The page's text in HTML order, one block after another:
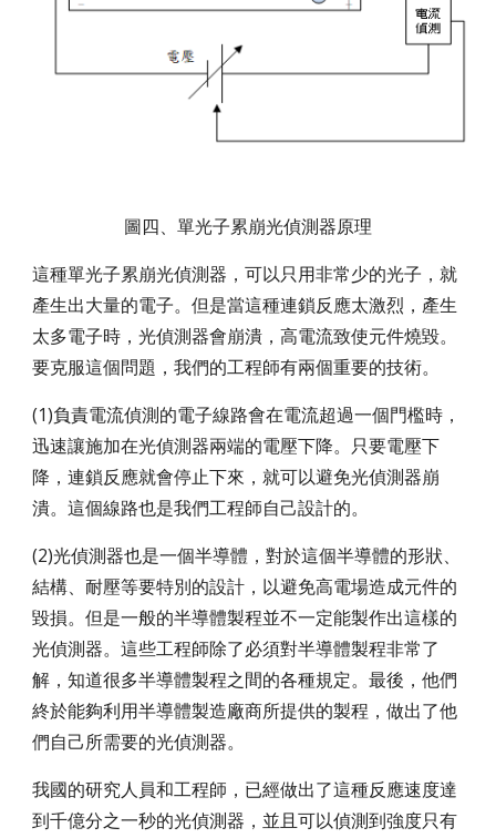
圖四、單光子累崩光偵測器原理
這種單光子累崩光偵測器，可以只用非常少的光子，就
產生出大量的電子。但是當這種連鎖反應太激烈，產生
太多電子時，光偵測器會崩潰，高電流致使元件燒毀。
要克服這個問題，我們的工程師有兩個重要的技術。
(1)負責電流偵測的電子線路會在電流超過一個門檻時，
迅速讓施加在光偵測器兩端的電壓下降。只要電壓下
降，連鎖反應就會停止下來，就可以避免光偵測器崩
潰。這個線路也是我們工程師自己設計的。
(2)光偵測器也是一個半導體，對於這個半導體的形狀、
結構、耐壓等要特別的設計，以避免高電場造成元件的
毀損。但是一般的半導體製程並不一定能製作出這樣的
光偵測器。這些工程師除了必須對半導體製程非常了
解，知道很多半導體製程之間的各種規定。最後，他們
終於能夠利用半導體製造廠商所提供的製程，做出了他
們自己所需要的光偵測器。
我國的研究人員和工程師，已經做出了這種反應速度達
到千億分之一秒的光偵測器，並且可以偵測到強度只有